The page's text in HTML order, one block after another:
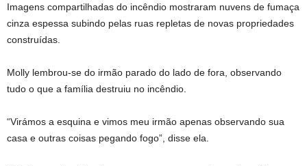
Imagens compartilhadas do incêndio mostraram nuvens de fumaça
cinza espessa subindo pelas ruas repletas de novas propriedades
construídas.
Molly lembrou-se do irmão parado do lado de fora, observando
tudo o que a família destruiu no incêndio.
“Virámos a esquina e vimos meu irmão apenas observando sua
casa e outras coisas pegando fogo”, disse ela.